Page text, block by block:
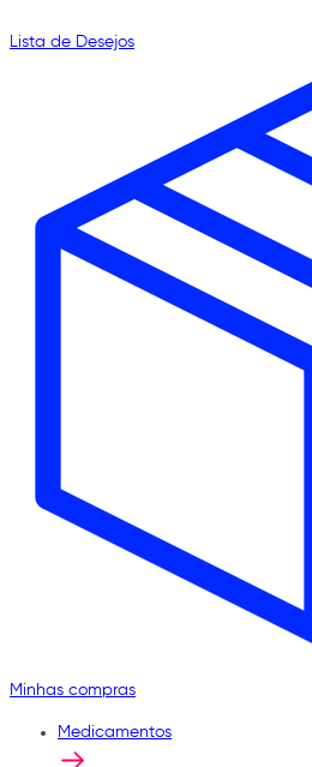
Lista de Desejos
Minhas compras
Medicamentos